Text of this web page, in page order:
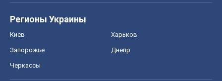
Регионы Украины
Киев Харьков
Запорожье Днепр
Черкассы